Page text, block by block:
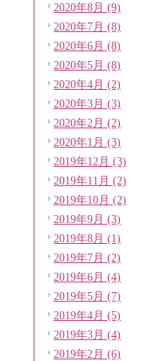
2020年8月 (9)
2020年7月 (8)
2020年6月 (8)
2020年5月 (8)
2020年4月 (2)
2020年3月 (3)
2020年2月 (2)
2020年1月 (3)
2019年12月 (3)
2019年11月 (2)
2019年10月 (2)
2019年9月 (3)
2019年8月 (1)
2019年7月 (2)
2019年6月 (4)
2019年5月 (7)
2019年4月 (5)
2019年3月 (4)
2019年2月 (6)